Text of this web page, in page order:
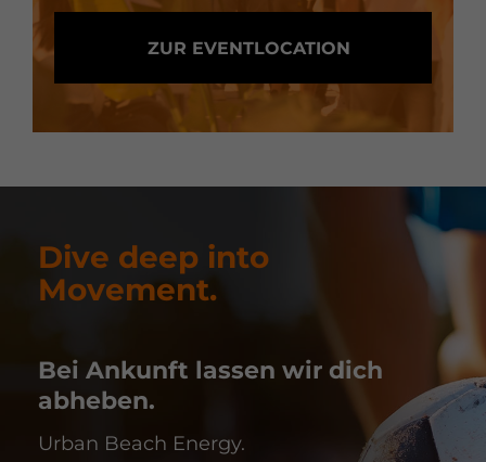
ZUR EVENTLOCATION
Dive deep into
Movement.
Bei Ankunft lassen wir dich
abheben.
Urban Beach Energy.